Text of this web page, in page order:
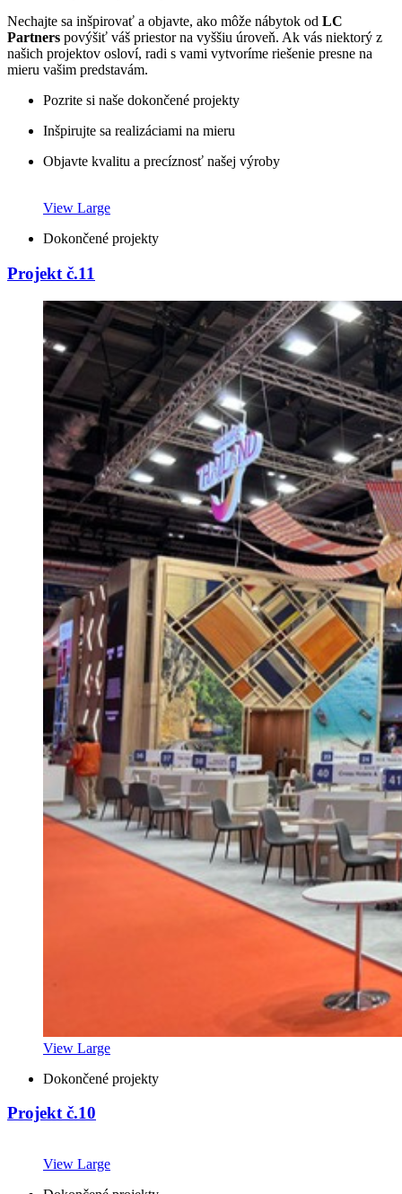
Nechajte sa inšpirovať a objavte, ako môže nábytok od LC
Partners povýšiť váš priestor na vyššiu úroveň. Ak vás niektorý z
našich projektov osloví, radi s vami vytvoríme riešenie presne na
mieru vašim predstavám.
Pozrite si naše dokončené projekty
Inšpirujte sa realizáciami na mieru
Objavte kvalitu a precíznosť našej výroby
View Large
Dokončené projekty
Projekt č.11
View Large
Dokončené projekty
Projekt č.10
View Large